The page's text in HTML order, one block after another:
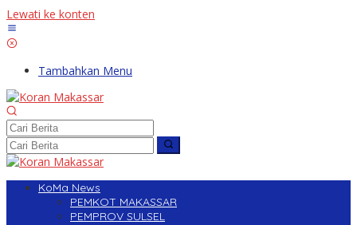
Lewati ke konten
Tambahkan Menu
KoMa News
PEMKOT MAKASSAR
PEMPROV SULSEL